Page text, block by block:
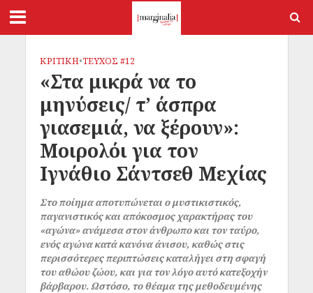
ΚΡΙΤΙΚΗ•ΤΕΥΧΟΣ #12
«Στα μικρά να το
μηνύσεις/ τ’ άσπρα
γιασεμιά, να ξέρουν»:
Μοιρολόι για τον
Ιγνάθιο Σάντσεθ Μεχίας
Στο ποίημα αποτυπώνεται ο μυστικιστικός,
παγανιστικός και απόκοσμος χαρακτήρας του
«αγώνα» ανάμεσα στον άνθρωπο και τον ταύρο,
ενός αγώνα κατά κανόνα άνισου, καθώς στις
περισσότερες περιπτώσεις καταλήγει στη σφαγή
του αθώου ζώου, και για τον λόγο αυτό κατεξοχήν
βάρβαρου. Ωστόσο, το θέαμα της μεθοδευμένης